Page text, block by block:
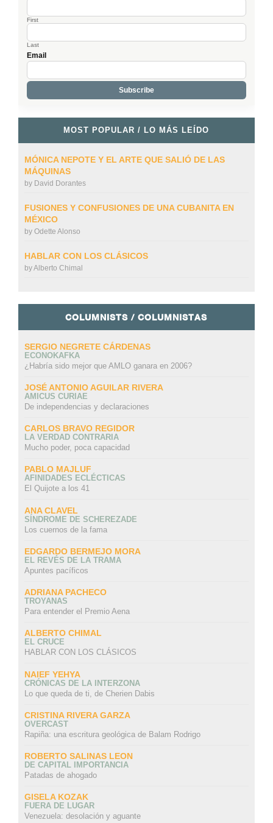
First
Last
Email
MOST POPULAR / LO MÁS LEÍDO
MÓNICA NEPOTE Y EL ARTE QUE SALIÓ DE LAS
MÁQUINAS
by David Dorantes
FUSIONES Y CONFUSIONES DE UNA CUBANITA EN
MÉXICO
by Odette Alonso
HABLAR CON LOS CLÁSICOS
byAlberto Chimal
COLUMNISTS / COLUMNISTAS
SERGIO NEGRETE CÁRDENAS
ECONOKAFKA
¿Habría sido mejor que AMLO ganara en 2006?
JOSÉ ANTONIO AGUILAR RIVERA
AMICUS CURIAE
De independencias y declaraciones
CARLOS BRAVO REGIDOR
LA VERDAD CONTRARIA
Mucho poder, poca capacidad
PABLO MAJLUF
AFINIDADES ECLÉCTICAS
El Quijote a los 41
ANA CLAVEL
SÍNDROME DE SCHEREZADE
Los cuernos de la fama
EDGARDO BERMEJO MORA
EL REVÉS DE LA TRAMA
Apuntes pacíficos
ADRIANA PACHECO
TROYANAS
Para entender el Premio Aena
ALBERTO CHIMAL
EL CRUCE
HABLAR CON LOS CLÁSICOS
NAIEF YEHYA
CRÓNICAS DE LA INTERZONA
Lo que queda de ti, de Cherien Dabis
CRISTINA RIVERA GARZA
OVERCAST
Rapiña: una escritura geológica de Balam Rodrigo
ROBERTO SALINAS LEON
DE CAPITAL IMPORTANCIA
Patadas de ahogado
GISELA KOZAK
FUERA DE LUGAR
Venezuela: desolación y aguante